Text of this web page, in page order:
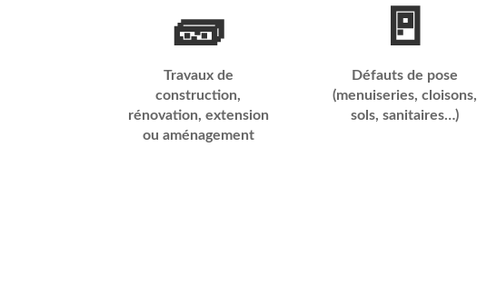
🧱
Travaux de
construction,
rénovation, extension
ou aménagement
🚪
Défauts de pose
(menuiseries, cloisons,
sols, sanitaires…)